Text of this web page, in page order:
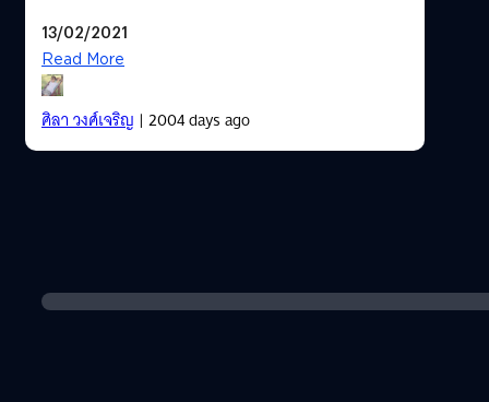
13/02/2021
Read More
ศิลา วงศ์เจริญ | 2004 days ago